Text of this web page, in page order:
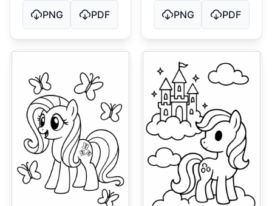
PNG PDF PNG PDF